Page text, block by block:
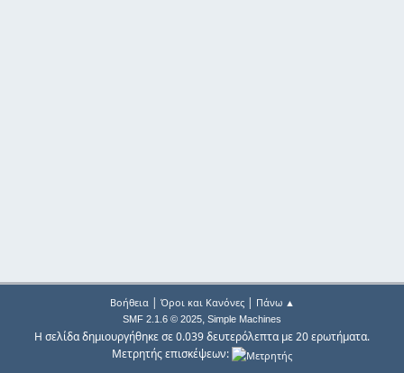
Βοήθεια| Όροι και Κανόνες| Πάνω ▲
SMF 2.1.6 © 2025, Simple Machines
Η σελίδα δημιουργήθηκε σε 0.039 δευτερόλεπτα με 20 ερωτήματα.
Μετρητής επισκέψεων: